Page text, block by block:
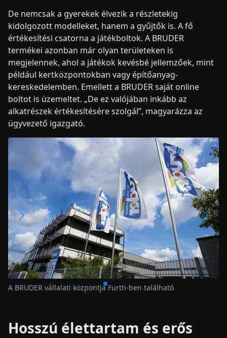
De nemcsak a gyerekek élvezik a részletekig
kidolgozott modelleket, hanem a gyűjtők is. A fő
értékesítési csatorna a játékboltok. A BRUDER
termékei azonban már olyan területeken is
megjelennek, ahol a játékok kevésbé jellemzőek, mint
például kertközpontokban vagy építőanyag-
kereskedelemben. Emellett a BRUDER saját online
boltot is üzemeltet. „De ez valójában inkább az
alkatrészek értékesítésére szolgál”, magyarázza az
ügyvezető igazgató.
Megfigyelni, utánozni, tanulni – ez teszi a BRUDER
olyan értékessé a gyerekek számára
Hosszú élettartam és erős